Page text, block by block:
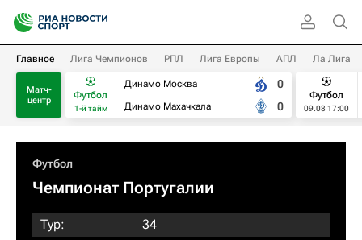
Главное Лига Чемпионов РПЛ Лига Европы АПЛ Ла Лига
Матч-
центр
Футбол
1-й тайм
Динамо Москва
Динамо Махачкала
0
0
Футбол
09.08 17:00
Футбол
Чемпионат Португалии
Тур:
34